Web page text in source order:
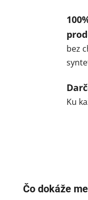
bez
Ku
Čo dokáže